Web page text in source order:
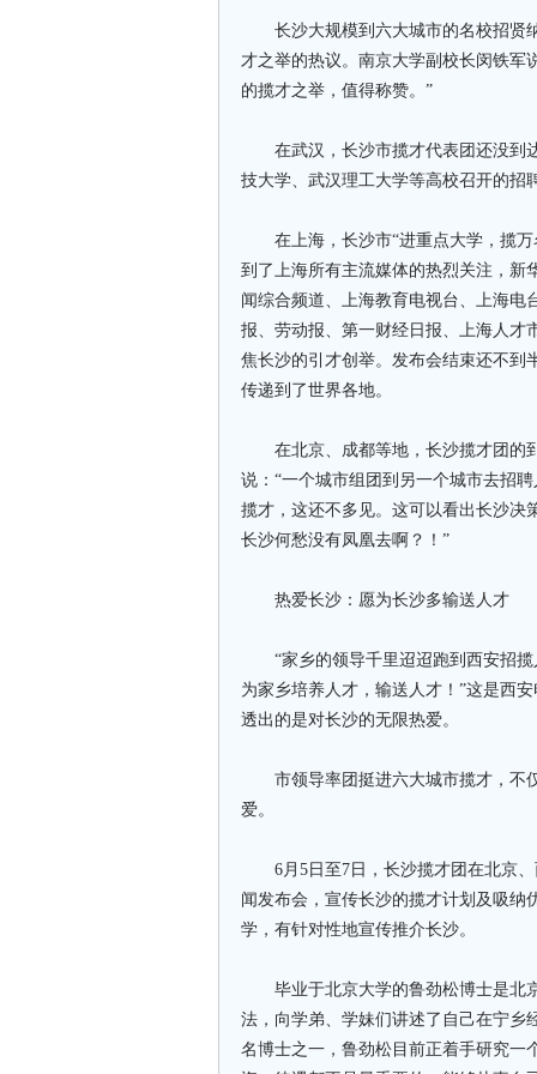
长沙大规模到六大城市的名校招贤
才之举的热议。南京大学副校长闵铁军
的揽才之举，值得称赞。”
在武汉，长沙市揽才代表团还没到
技大学、武汉理工大学等高校召开的招
在上海，长沙市“进重点大学，揽万
到了上海所有主流媒体的热烈关注，新
闻综合频道、上海教育电视台、上海电
报、劳动报、第一财经日报、上海人才
焦长沙的引才创举。发布会结束还不到
传递到了世界各地。
在北京、成都等地，长沙揽才团的
说：“一个城市组团到另一个城市去招
揽才，这还不多见。这可以看出长沙决
长沙何愁没有凤凰去啊？！”
热爱长沙：愿为长沙多输送人才
“家乡的领导千里迢迢跑到西安招揽
为家乡培养人才，输送人才！”这是西
透出的是对长沙的无限热爱。
市领导率团挺进六大城市揽才，不
爱。
6月5日至7日，长沙揽才团在北京、
闻发布会，宣传长沙的揽才计划及吸纳
学，有针对性地宣传推介长沙。
毕业于北京大学的鲁劲松博士是北
法，向学弟、学妹们讲述了自己在宁乡
名博士之一，鲁劲松目前正着手研究一